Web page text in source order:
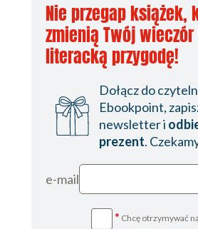
Nie przegap książek,
zmienią Twój
literacką przygodę!
Dołącz do
Ebookpoint,
newsletter i
prezent.
e-mail
* Chcę otrzymywać